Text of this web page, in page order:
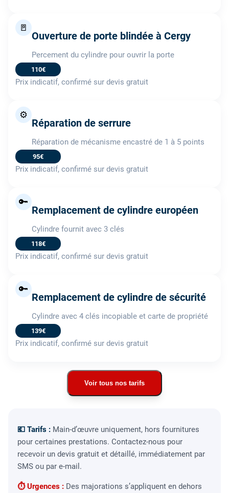
🚪
Ouverture de porte blindée à Cergy
Percement du cylindre pour ouvrir la porte
110€
Prix indicatif, confirmé sur devis gratuit
⚙️
Réparation de serrure
Réparation de mécanisme encastré de 1 à 5 points
95€
Prix indicatif, confirmé sur devis gratuit
🔑
Remplacement de cylindre européen
Cylindre fournit avec 3 clés
118€
Prix indicatif, confirmé sur devis gratuit
🔑
Remplacement de cylindre de sécurité
Cylindre avec 4 clés incopiable et carte de propriété
139€
Prix indicatif, confirmé sur devis gratuit
Voir tous nos tarifs
💶 Tarifs : Main-d’œuvre uniquement, hors fournitures
pour certaines prestations. Contactez-nous pour
recevoir un devis gratuit et détaillé, immédiatement par
SMS ou par e-mail.
⏱ Urgences : Des majorations s’appliquent en dehors